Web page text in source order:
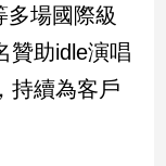
多場國際級
贊助idle演唱
持續為客戶